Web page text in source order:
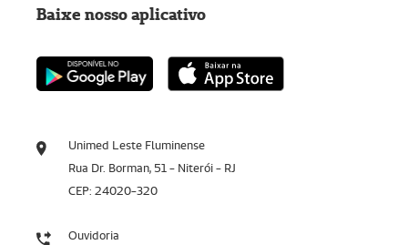
Unimed Leste Fluminense
Rua Dr. Borman, 51 - Niterói - RJ
CEP: 24020-320
Ouvidoria
Baixe nosso aplicativo